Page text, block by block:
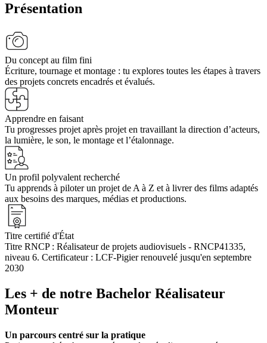
Présentation
Du concept au film fini
Écriture, tournage et montage : tu explores toutes les étapes à travers
des projets concrets encadrés et évalués.
Apprendre en faisant
Tu progresses projet après projet en travaillant la direction d’acteurs,
la lumière, le son, le montage et l’étalonnage.
Un profil polyvalent recherché
Tu apprends à piloter un projet de A à Z et à livrer des films adaptés
aux besoins des marques, médias et productions.
Titre certifié d'État
Titre RNCP : Réalisateur de projets audiovisuels - RNCP41335,
niveau 6. Certificateur : LCF-Pigier renouvelé jusqu'en septembre
2030
Les + de notre Bachelor Réalisateur
Monteur
Un parcours centré sur la pratique